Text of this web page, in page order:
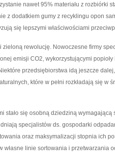
nawet 95% materiału z rozbiórki
z dodatkiem gumy z recyklingu opon
się lepszymi właściwościami
zieloną rewolucję. Nowoczesne firmy
emisji CO2, wykorzystującymi
przedsiębiorstwa idą jeszcze
które w pełni rozkładają się
stało się osobną dziedziną
specjalistów ds. gospodarki
oraz maksymalizacji stopnia ich
własne linie sortowania i przetwarzania